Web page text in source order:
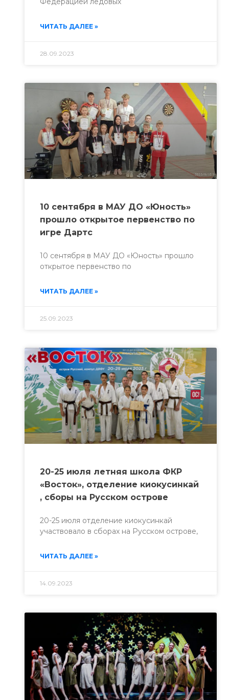
ЧИТАТЬ ДАЛЕЕ »
28.09.2023
10 сентября в МАУ ДО «Юность»
прошло открытое первенство по
игре Дартс
10 сентября в МАУ ДО «Юность» прошло
открытое первенство по
ЧИТАТЬ ДАЛЕЕ »
25.09.2023
20-25 июля летняя школа ФКР
«Восток», отделение киокусинкай
, сборы на Русском острове
20-25 июля отделение киокусинкай
участвовало в сборах на Русском острове,
ЧИТАТЬ ДАЛЕЕ »
14.09.2023